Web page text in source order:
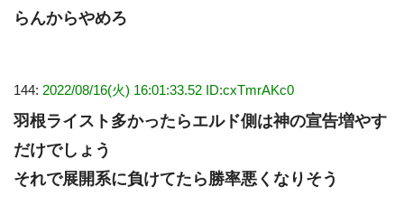
らんからやめろ
144: 2022/08/16(火) 16:01:33.52 ID:cxTmrAKc0
羽根ライスト多かったらエルド側は神の宣告増やす
だけでしょう
それで展開系に負けてたら勝率悪くなりそう